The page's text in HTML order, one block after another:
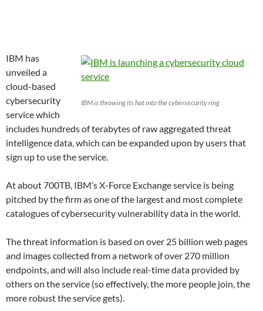
IBM is throwing its hat into the cybersecurity ring
IBM has
unveiled a
cloud-based
cybersecurity
service which
includes hundreds of terabytes of raw aggregated threat
intelligence data, which can be expanded upon by users that
sign up to use the service.
At about 700TB, IBM’s X-Force Exchange service is being
pitched by the firm as one of the largest and most complete
catalogues of cybersecurity vulnerability data in the world.
The threat information is based on over 25 billion web pages
and images collected from a network of over 270 million
endpoints, and will also include real-time data provided by
others on the service (so effectively, the more people join, the
more robust the service gets).